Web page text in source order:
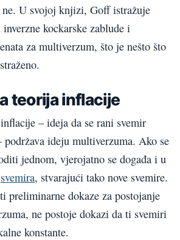
U svojoj knjizi, Goff istražuje
kockarske zablude i
za multiverzum, što je nešto što
teorija inflacije
– ideja da se rani svemir
ideju multiverzuma. Ako se
jednom, vjerojatno se događa i u
svemira, stvarajući tako nove svemire.
preliminarne dokaze za postojanje
ne postoje dokazi da ti svemiri
konstante.